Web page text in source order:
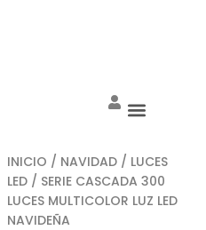
INICIO / NAVIDAD / LUCES
LED / SERIE CASCADA 300
LUCES MULTICOLOR LUZ LED
NAVIDEÑA